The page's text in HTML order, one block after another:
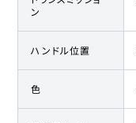
ン
ハンドル位置
色